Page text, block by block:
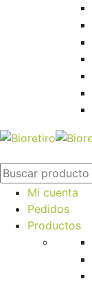
Mi cuenta
Pedidos
Productos